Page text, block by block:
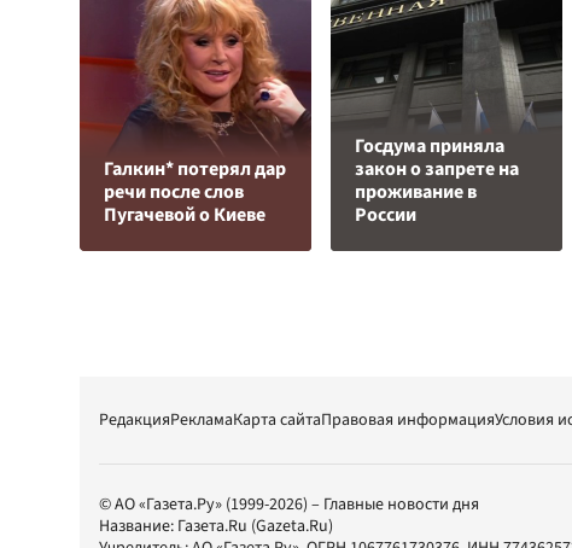
Галкин* потерял дар
речи после слов
Пугачевой о Киеве
Госдума приняла
закон о запрете на
проживание в
России
РедакцияРекламаКарта сайтаПравовая информацияУсловия
© АО «Газета.Ру» (1999-2026) – Главные новости дня
Название: Газета.Ru (Gazeta.Ru)